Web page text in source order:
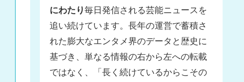
にわたり毎日発信される芸能ニュースを
追い続けています。長年の運営で蓄積さ
れた膨大なエンタメ界のデータと歴史に
基づき、単なる情報の右から左への転載
ではなく、「長く続けているからこその